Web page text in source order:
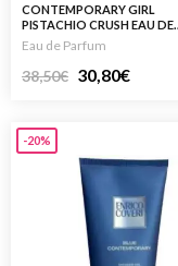
CONTEMPORARY GIRL
PISTACHIO CRUSH EAU DE
PARFUM 100ML
Eau de Parfum
38,50€ 30,80€
-20%